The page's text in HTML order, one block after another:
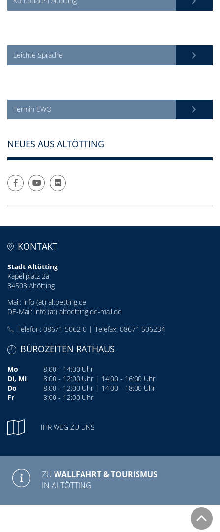
Leichte Sprache
Termin EWO
NEUES AUS ALTÖTTING
KONTAKT
Stadt Altötting
Kapellplatz 2a
84503 Altötting
Mail: info (at) altoetting.de
DE-Mail: info (at) altoetting.de-mail.de
Telefon: 08671 5062-0 | Telefax: 08671 506234
BÜROZEITEN RATHAUS
Mo
8:00 - 14:00 Uhr
Di, Mi
8:00 - 12:00 Uhr | 14:00 - 16:00 Uhr
Do
8:00 - 12:00 Uhr | 14:00 - 18:00 Uhr
Fr
8:00 - 12:00 Uhr
IHR WEG ZU UNS
ZU WALLFAHRT & TOURISMUS
IN ALTÖTTING